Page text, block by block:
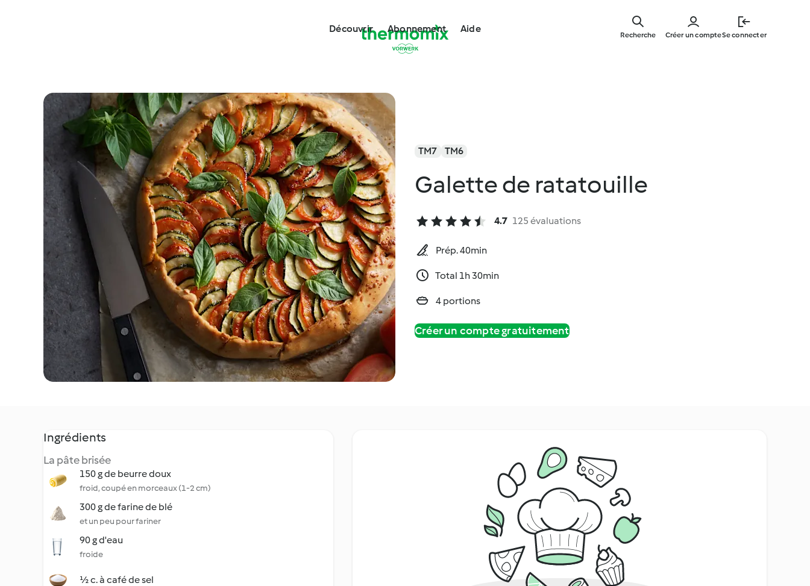
main
Découvrir Abonnement Aide
Créer un compteSe connecter
Recherche
TM7 TM6
Galette de ratatouille
4.7 125 évaluations
Prép. 40min
Total 1h 30min
4 portions
Créer un compte gratuitement
Ingrédients
La pâte brisée
150 g de beurre doux
froid, coupé en morceaux (1-2 cm)
300 g de farine de blé
et un peu pour fariner
90 g d'eau
froide
½ c. à café de sel